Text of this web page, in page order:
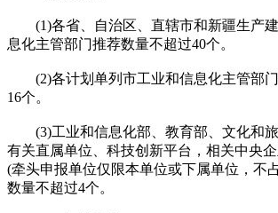
(1)各省、自治区、直辖市和新疆生产
息化主管部门推荐数量不超过40个。
(2)各计划单列市工业和信息化主管部门
16个。
(3)工业和信息化部、教育部、文化和旅
有关直属单位、科技创新平台，相关中央
(牵头申报单位仅限本单位或下属单位，不
数量不超过4个。